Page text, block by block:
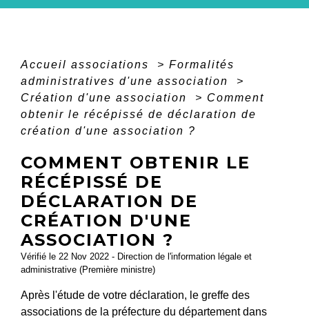
Accueil associations > Formalités
administratives d'une association
>
Création d'une association
> Comment
obtenir le récépissé de déclaration de
création d'une association ?
COMMENT OBTENIR LE
RÉCÉPISSÉ DE
DÉCLARATION DE
CRÉATION D'UNE
ASSOCIATION ?
Vérifié le 22 Nov 2022 - Direction de l'information légale et
administrative (Première ministre)
Après l'étude de votre déclaration, le greffe des
associations de la préfecture du département dans